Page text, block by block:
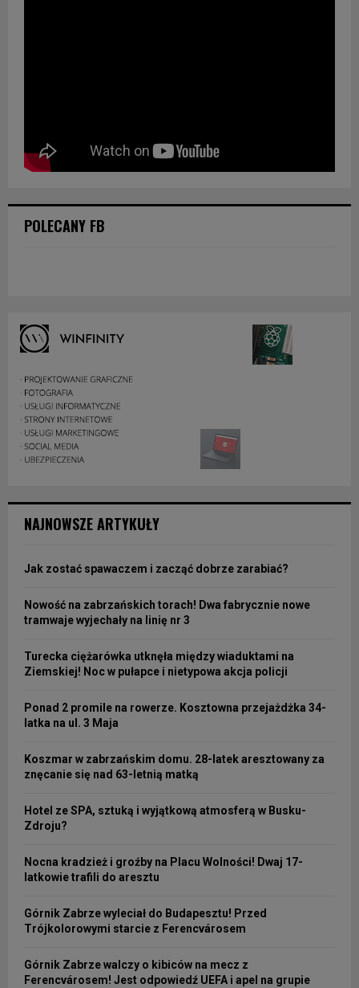
POLECANY FB
NAJNOWSZE ARTYKUŁY
Jak zostać spawaczem i zacząć dobrze zarabiać?
Nowość na zabrzańskich torach! Dwa fabrycznie nowe
tramwaje wyjechały na linię nr 3
Turecka ciężarówka utknęła między wiaduktami na
Ziemskiej! Noc w pułapce i nietypowa akcja policji
Ponad 2 promile na rowerze. Kosztowna przejażdżka 34-
latka na ul. 3 Maja
Koszmar w zabrzańskim domu. 28-latek aresztowany za
znęcanie się nad 63-letnią matką
Hotel ze SPA, sztuką i wyjątkową atmosferą w Busku-
Zdroju?
Nocna kradzież i groźby na Placu Wolności! Dwaj 17-
latkowie trafili do aresztu
Górnik Zabrze wyleciał do Budapesztu! Przed
Trójkolorowymi starcie z Ferencvárosem
Górnik Zabrze walczy o kibiców na mecz z
Ferencvárosem! Jest odpowiedź UEFA i apel na grupie